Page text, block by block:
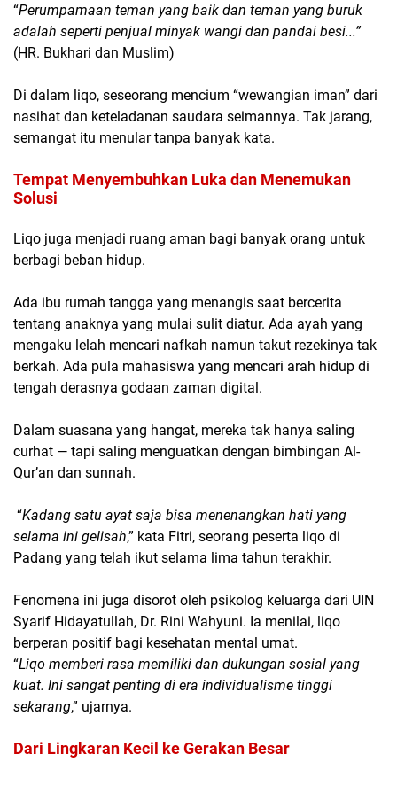
“Perumpamaan teman yang baik dan teman yang buruk
adalah seperti penjual minyak wangi dan pandai besi...”
(HR. Bukhari dan Muslim)
Di dalam liqo, seseorang mencium “wewangian iman” dari
nasihat dan keteladanan saudara seimannya. Tak jarang,
semangat itu menular tanpa banyak kata.
Tempat Menyembuhkan Luka dan Menemukan
Solusi
Liqo juga menjadi ruang aman bagi banyak orang untuk
berbagi beban hidup.
Ada ibu rumah tangga yang menangis saat bercerita
tentang anaknya yang mulai sulit diatur. Ada ayah yang
mengaku lelah mencari nafkah namun takut rezekinya tak
berkah. Ada pula mahasiswa yang mencari arah hidup di
tengah derasnya godaan zaman digital.
Dalam suasana yang hangat, mereka tak hanya saling
curhat — tapi saling menguatkan dengan bimbingan Al-
Qur’an dan sunnah.
“Kadang satu ayat saja bisa menenangkan hati yang
selama ini gelisah,” kata Fitri, seorang peserta liqo di
Padang yang telah ikut selama lima tahun terakhir.
Fenomena ini juga disorot oleh psikolog keluarga dari UIN
Syarif Hidayatullah, Dr. Rini Wahyuni. Ia menilai, liqo
berperan positif bagi kesehatan mental umat.
“Liqo memberi rasa memiliki dan dukungan sosial yang
kuat. Ini sangat penting di era individualisme tinggi
sekarang,” ujarnya.
Dari Lingkaran Kecil ke Gerakan Besar